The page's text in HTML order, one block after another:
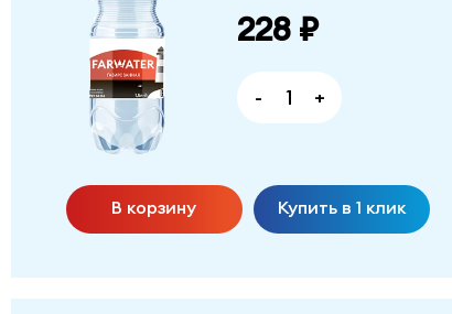
228 ₽
- +
В корзину Купить в 1 клик